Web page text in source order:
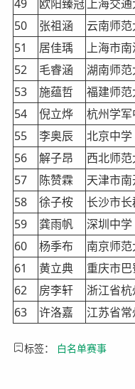
49 欧阳臻冠上海交
50
张祖涵
云南师
51
居佳瑀
上海市
52
毛睿涵
湖南师
53
施蕴哲
福建师
54
倪立烨
杭州学军
55
李奥辰
北京中学
56
解子昂
西北师
57
陈赞霖
天津市
58
徐子桉
长沙市
59
龚雨帆
深圳中学
60
杨季布
南京师
61
黄立典
重庆市
62
房李轩
浙江省杭
63
许洛嘉 江苏省
标签： 白名单赛事